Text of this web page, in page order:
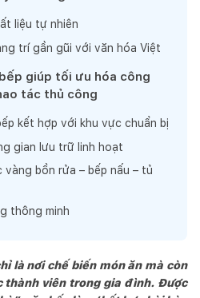
liệu tự nhiên
trí gần gũi với văn hóa Việt
giúp tối ưu hóa công
tác thủ công
kết hợp với khu vực chuẩn bị
gian lưu trữ linh hoạt
vàng bồn rửa – bếp nấu – tủ
thông minh
là nơi chế biến món ăn mà còn
thành viên trong gia đình. Được